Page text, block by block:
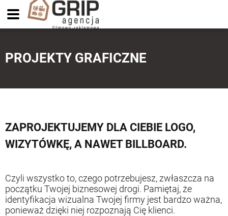
PROJEKTY GRAFICZNE
ZAPROJEKTUJEMY DLA CIEBIE LOGO,
WIZYTÓWKĘ, A NAWET BILLBOARD.
Czyli wszystko to, czego potrzebujesz, zwłaszcza na
początku Twojej biznesowej drogi. Pamiętaj, że
identyfikacja wizualna Twojej firmy jest bardzo ważna,
ponieważ dzięki niej rozpoznają Cię klienci.